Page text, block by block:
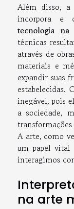
Além disso, a
incorpora e
tecnologia na
técnicas
através de
materiais e
expandir suas
estabelecidas.
inegável, pois
a sociedade,
A arte, como
um papel vital
interagimos
na arte